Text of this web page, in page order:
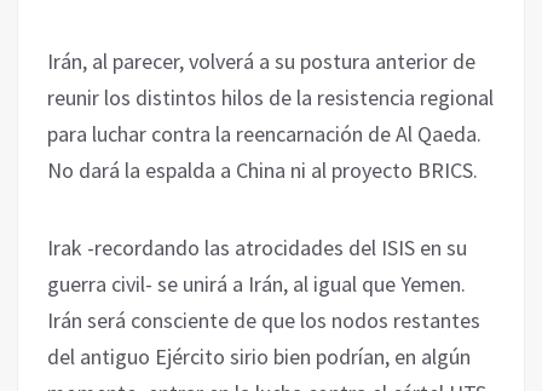
Irán, al parecer, volverá a su postura anterior de
reunir los distintos hilos de la resistencia regional
para luchar contra la reencarnación de Al Qaeda.
No dará la espalda a China ni al proyecto BRICS.
Irak -recordando las atrocidades del ISIS en su
guerra civil- se unirá a Irán, al igual que Yemen.
Irán será consciente de que los nodos restantes
del antiguo Ejército sirio bien podrían, en algún